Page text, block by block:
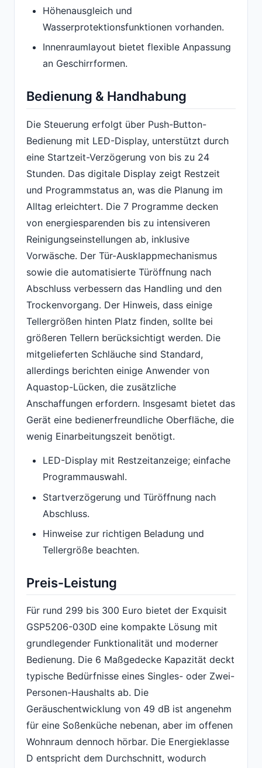
Höhenausgleich und
Wasserprotektionsfunktionen vorhanden.
Innenraumlayout bietet flexible Anpassung
an Geschirrformen.
Bedienung & Handhabung
Die Steuerung erfolgt über Push-Button-
Bedienung mit LED-Display, unterstützt durch
eine Startzeit-Verzögerung von bis zu 24
Stunden. Das digitale Display zeigt Restzeit
und Programmstatus an, was die Planung im
Alltag erleichtert. Die 7 Programme decken
von energiesparenden bis zu intensiveren
Reinigungseinstellungen ab, inklusive
Vorwäsche. Der Tür-Ausklappmechanismus
sowie die automatisierte Türöffnung nach
Abschluss verbessern das Handling und den
Trockenvorgang. Der Hinweis, dass einige
Tellergrößen hinten Platz finden, sollte bei
größeren Tellern berücksichtigt werden. Die
mitgelieferten Schläuche sind Standard,
allerdings berichten einige Anwender von
Aquastop-Lücken, die zusätzliche
Anschaffungen erfordern. Insgesamt bietet das
Gerät eine bedienerfreundliche Oberfläche, die
wenig Einarbeitungszeit benötigt.
LED-Display mit Restzeitanzeige; einfache
Programmauswahl.
Startverzögerung und Türöffnung nach
Abschluss.
Hinweise zur richtigen Beladung und
Tellergröße beachten.
Preis-Leistung
Für rund 299 bis 300 Euro bietet der Exquisit
GSP5206-030D eine kompakte Lösung mit
grundlegender Funktionalität und moderner
Bedienung. Die 6 Maßgedecke Kapazität deckt
typische Bedürfnisse eines Singles- oder Zwei-
Personen-Haushalts ab. Die
Geräuschentwicklung von 49 dB ist angenehm
für eine Soßenküche nebenan, aber im offenen
Wohnraum dennoch hörbar. Die Energieklasse
D entspricht dem Durchschnitt, wodurch